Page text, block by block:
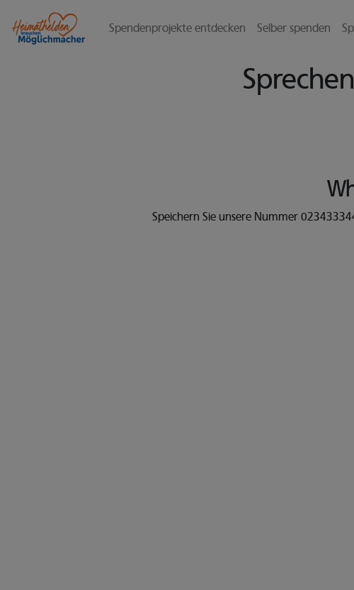
Seite
Spendenprojekte entdecken
Selber spenden
Speichern Sie unsere Nummer